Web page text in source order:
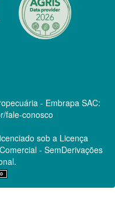
- Embrapa SAC:
fale-conosco
sob a Licença
- SemDerivações